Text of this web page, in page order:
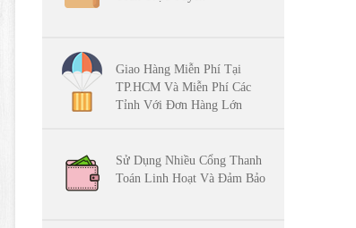
Giao Hàng Miễn Phí Tại
TP.HCM Và Miễn Phí Các
Tỉnh Với Đơn Hàng Lớn
Sử Dụng Nhiều Cổng Thanh
Toán Linh Hoạt Và Đảm Bảo